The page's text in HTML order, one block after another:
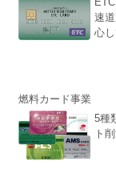
速
心
燃料カード事業
5種
ト